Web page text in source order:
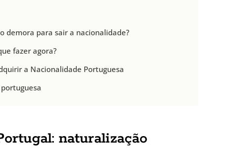
demora para sair a nacionalidade?
fazer agora?
a Nacionalidade Portuguesa
naturalização